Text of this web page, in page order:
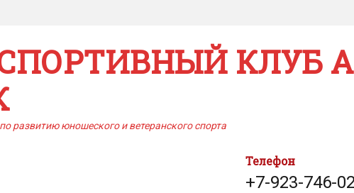
КЛУБ
развитию юношеского и ветеранского спорта
Телефон
+7-923-746-